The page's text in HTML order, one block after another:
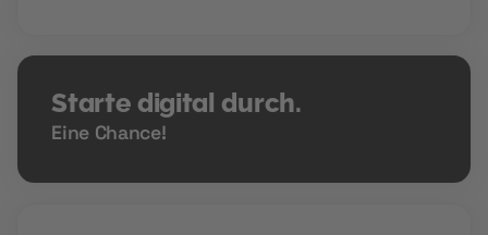
Starte digital durch.
Eine Chance!